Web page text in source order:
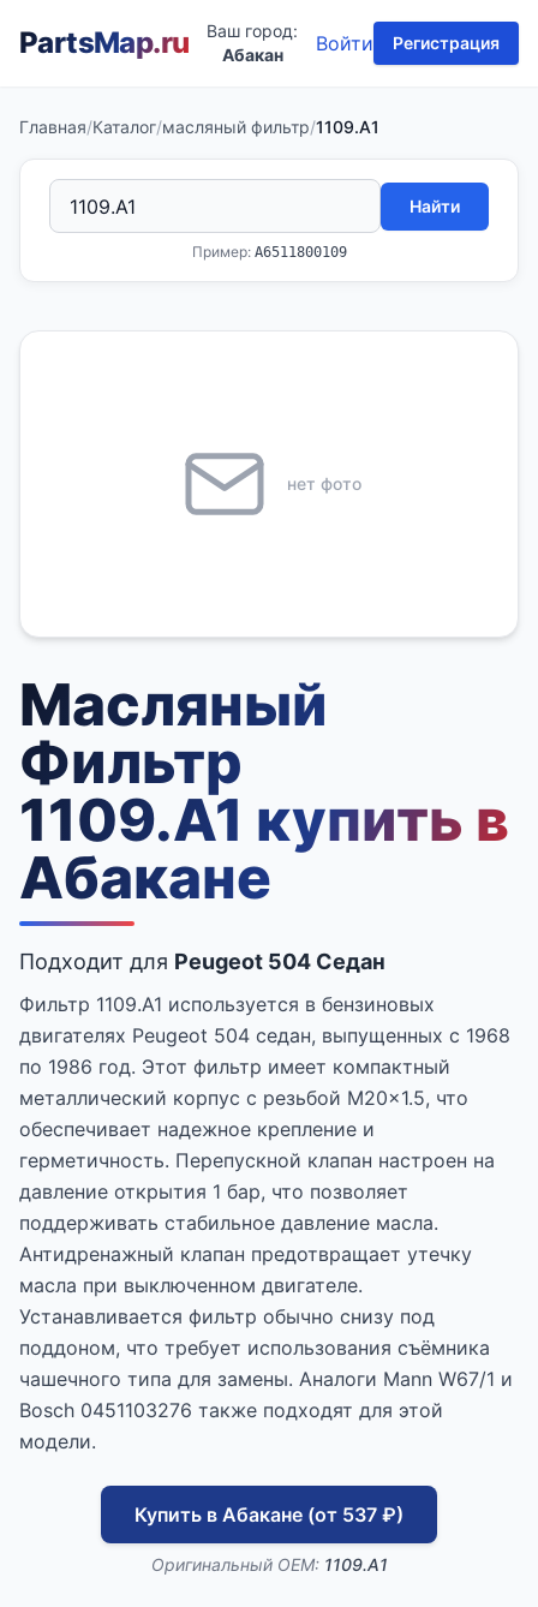
PartsMap.ru
Ваш город:
Абакан
Войти Регистрация
Главная/Каталог/масляный фильтр/1109.A1
Найти
Пример: A6511800109
нет фото
Масляный
Фильтр
1109.A1 купить в
Абакане
Подходит для Peugeot 504 Седан
Фильтр 1109.A1 используется в бензиновых
двигателях Peugeot 504 седан, выпущенных с 1968
по 1986 год. Этот фильтр имеет компактный
металлический корпус с резьбой M20x1.5, что
обеспечивает надежное крепление и
герметичность. Перепускной клапан настроен на
давление открытия 1 бар, что позволяет
поддерживать стабильное давление масла.
Антидренажный клапан предотвращает утечку
масла при выключенном двигателе.
Устанавливается фильтр обычно снизу под
поддоном, что требует использования съёмника
чашечного типа для замены. Аналоги Mann W67/1 и
Bosch 0451103276 также подходят для этой
модели.
Купить в Абакане (от 537 ₽)
Оригинальный OEM: 1109.A1